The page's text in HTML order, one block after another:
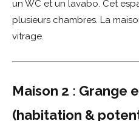
un WC et un lavabo. Cet
plusieurs chambres. La
vitrage.
Maison 2 : Grange
(habitation &